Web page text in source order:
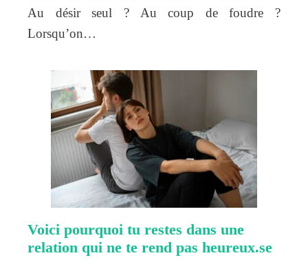
Au désir seul ? Au coup de foudre ?
Lorsqu’on…
Voici pourquoi tu restes dans une
relation qui ne te rend pas heureux.se